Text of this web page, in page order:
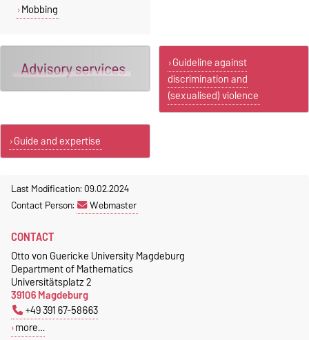
Mobbing
Guideline against
discrimination and
(sexualised) violence
Guide and expertise
Last Modification: 09.02.2024
Contact Person:
Webmaster
CONTACT
Otto von Guericke University Magdeburg
Department of Mathematics
Universitätsplatz 2
39106 Magdeburg
+49 391 67-58663
more…